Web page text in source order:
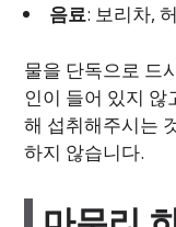
음료: 보리차,
물을 단독으로 드
인이 들어 있지
해 섭취해주시는
하지 않습니다.